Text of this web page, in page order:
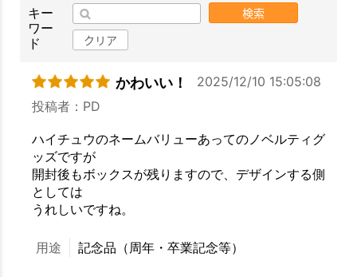
キー
ワー
ド
検索
クリア
かわいい！
2025/12/10 15:05:08
投稿者：PD
ハイチュウのネームバリューあってのノベルティグ
ッズですが
開封後もボックスが残りますので、デザインする側
としては
うれしいですね。
用途 記念品（周年・卒業記念等）